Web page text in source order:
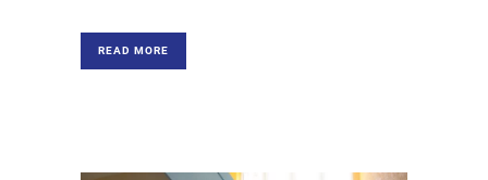
READ MORE